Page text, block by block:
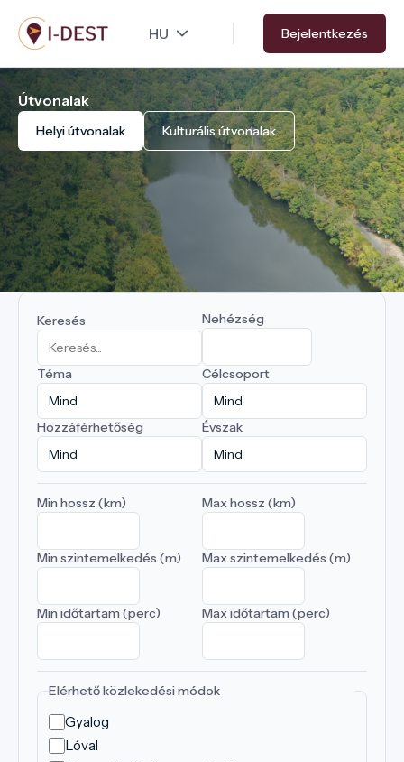
Ugrás
a
tartalomra
Bejelentkezés
Útvonalak
Helyi útvonalak Kulturális útvonalak
Keresés Nehézség
Téma Célcsoport
Hozzáférhetőség Évszak
Min hossz (km) Max hossz (km)
Min szintemelkedés (m) Max szintemelkedés (m)
Min időtartam (perc) Max időtartam (perc)
Elérhető közlekedési módok
Gyalog
Lóval